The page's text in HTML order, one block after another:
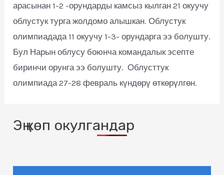
арасынан 1-2 -орундарды камсыз кылган 21 окуучу
облустук турга жолдомо алышкан. Облустук
олимпиадада 11 окуучу 1-3- орундарга ээ болушту.
Бул Нарын облусу боюнча командалык эсепте
биринчи орунга ээ болушту. Облусттук
олимпиада 27-28 февраль күндөрү өткөрүлгөн.
Эң көп окулгандар